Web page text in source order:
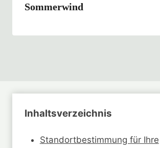
Sommerwind
Inhaltsverzeichnis
Standortbestimmung für Ihre